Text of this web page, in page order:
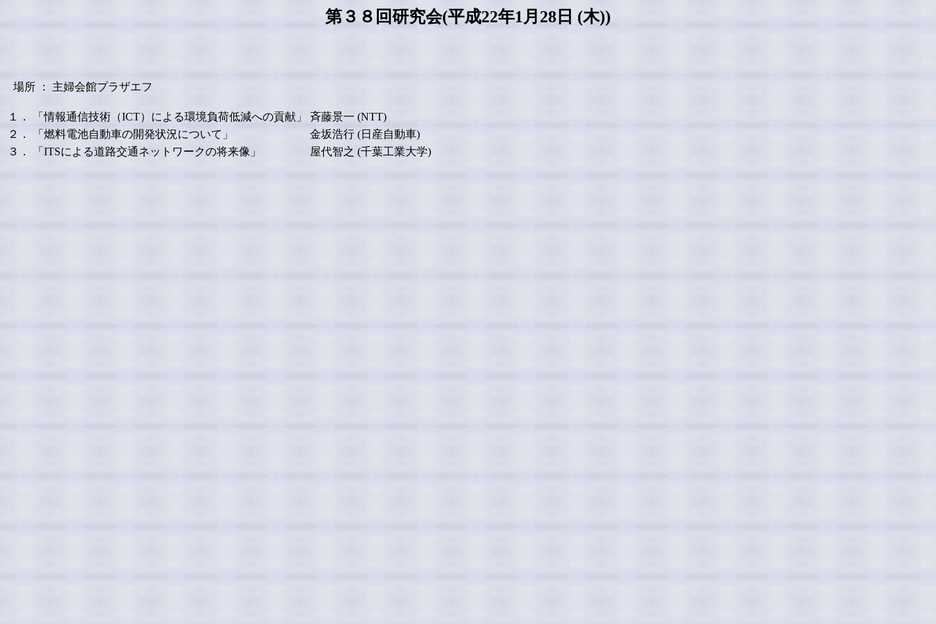
第３８回研究会(平成22年1月28日 (木))
場所 ： 主婦会館プラザエフ
１． 「情報通信技術（ICT）による環境負荷低減への貢献」
斉藤景一 (NTT)
２．
「燃料電池自動車の開発状況について」
金坂浩行 (日産自動車)
３．
「ITSによる道路交通ネットワークの将来像」 屋代智之 (千葉工業大学)